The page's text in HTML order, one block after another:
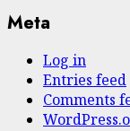
Meta
Log in
Entries feed
Comments